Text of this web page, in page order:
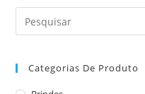
Categorias De Produto